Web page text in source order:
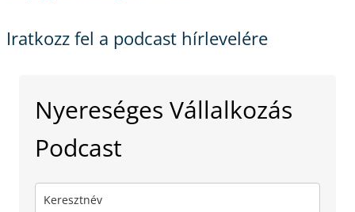
Iratkozz fel a podcast hírlevelére
Nyereséges Vállalkozás
Podcast